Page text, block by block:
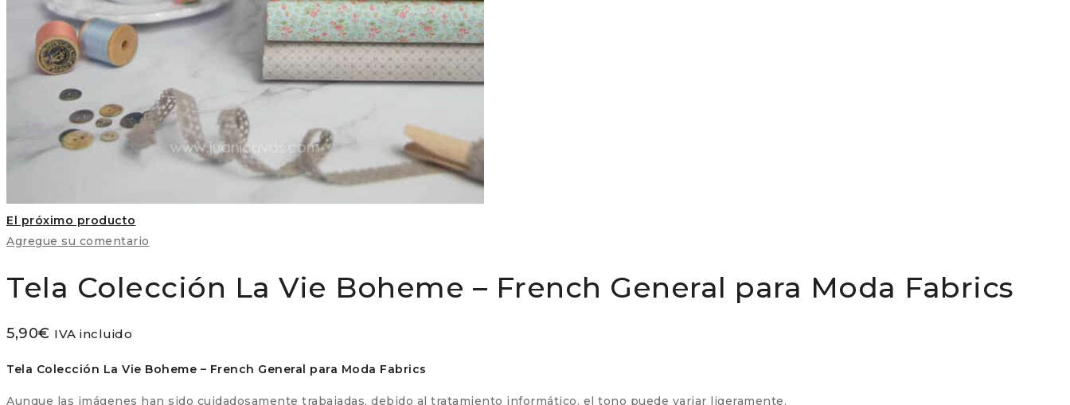
El próximo producto
Agregue su comentario
Tela Colección La Vie Boheme – French General para Moda Fabrics
5,90€ IVA incluido
Tela Colección La Vie Boheme – French General para Moda Fabrics
Aunque las imágenes han sido cuidadosamente trabajadas, debido al tratamiento informático, el tono puede variar ligeramente.